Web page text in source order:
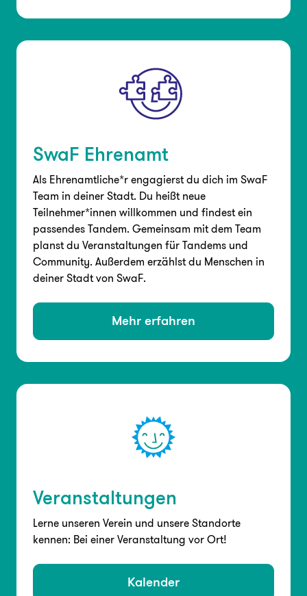
SwaF Ehrenamt
Als Ehrenamtliche*r engagierst du dich im SwaF
Team in deiner Stadt. Du heißt neue
Teilnehmer*innen willkommen und findest ein
passendes Tandem. Gemeinsam mit dem Team
planst du Veranstaltungen für Tandems und
Community. Außerdem erzählst du Menschen in
deiner Stadt von SwaF.
Mehr erfahren
Veranstaltungen
Lerne unseren Verein und unsere Standorte
kennen: Bei einer Veranstaltung vor Ort!
Kalender